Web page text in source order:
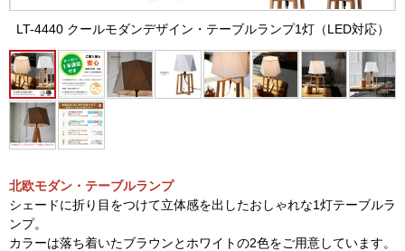
LT-4440 クールモダンデザイン・テーブルランプ1灯（LED対応）
北欧モダン・テーブルランプ
シェードに折り目をつけて立体感を出したおしゃれな1灯テーブルラ
ンプ。
カラーは落ち着いたブラウンとホワイトの2色をご用意しています。